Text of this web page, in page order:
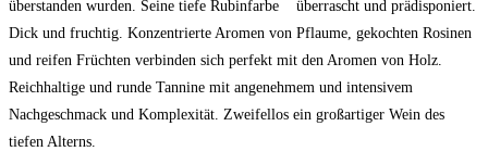
überstanden wurden. Seine tiefe Rubinfarbe überrascht und prädisponiert.
Dick und fruchtig. Konzentrierte Aromen von Pflaume, gekochten Rosinen
und reifen Früchten verbinden sich perfekt mit den Aromen von Holz.
Reichhaltige und runde Tannine mit angenehmem und intensivem
Nachgeschmack und Komplexität. Zweifellos ein großartiger Wein des
tiefen Alterns.